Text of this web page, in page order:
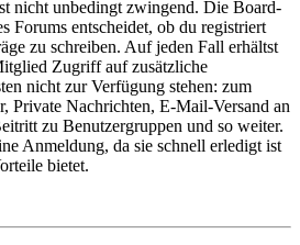
nicht unbedingt zwingend. Die Board-
Forums entscheidet, ob du registriert
zu schreiben. Auf jeden Fall erhältst
Zugriff auf zusätzliche
nicht zur Verfügung stehen: zum
Private Nachrichten, E-Mail-Versand an
zu Benutzergruppen und so weiter.
Anmeldung, da sie schnell erledigt ist
bietet.